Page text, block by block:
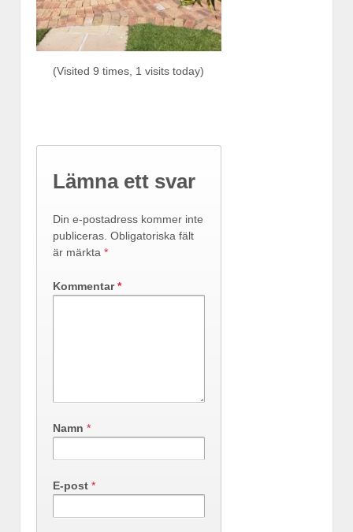
(Visited 9 times, 1 visits today)
Lämna ett svar
Din e-postadress kommer inte
publiceras. Obligatoriska fält
är märkta *
Kommentar*
Namn *
E-post *